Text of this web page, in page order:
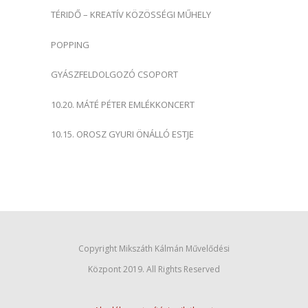
TÉRIDŐ – KREATÍV KÖZÖSSÉGI MŰHELY
POPPING
GYÁSZFELDOLGOZÓ CSOPORT
10.20. MÁTÉ PÉTER EMLÉKKONCERT
10.15. OROSZ GYURI ÖNÁLLÓ ESTJE
Copyright Mikszáth Kálmán Művelődési
Központ 2019. All Rights Reserved